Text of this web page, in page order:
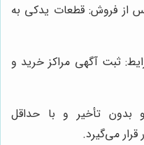
از فروش: قطعات یدکی به
ثبت آگهی مراکز خرید و
بدون تأخیر و با حداقل
می‌گیرد.